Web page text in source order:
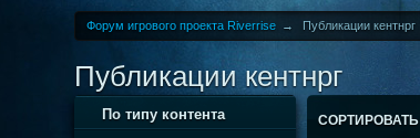
Форум игрового проекта Riverrise → Публикации кентнрг
Публикации кентнрг
По типу контента СОРТИРОВАТЬ